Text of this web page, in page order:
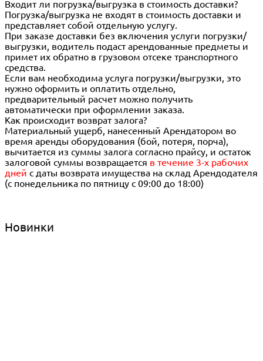
Входит ли погрузка/выгрузка в стоимость доставки?
Погрузка/выгрузка не входят в стоимость доставки и
представляет собой отдельную услугу.
При заказе доставки без включения услуги погрузки/
выгрузки, водитель подаст арендованные предметы и
примет их обратно в грузовом отсеке транспортного
средства.
Если вам необходима услуга погрузки/выгрузки, это
нужно оформить и оплатить отдельно,
предварительный расчет можно получить
автоматически при оформлении заказа.
Как происходит возврат залога?
Материальный ущерб, нанесенный Арендатором во
время аренды оборудования (бой, потеря, порча),
вычитается из суммы залога согласно прайсу, и остаток
залоговой суммы возвращается в течение 3-х рабочих
дней с даты возврата имущества на склад Арендодателя
(с понедельника по пятницу с 09:00 до 18:00)
Новинки